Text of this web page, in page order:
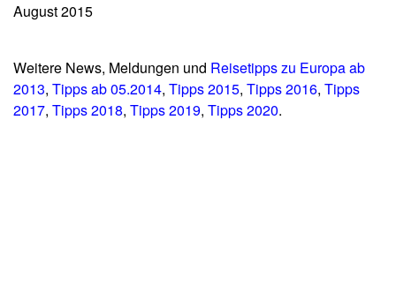
August 2015
Weitere News, Meldungen und Reisetipps zu Europa ab
2013, Tipps ab 05.2014, Tipps 2015, Tipps 2016, Tipps
2017, Tipps 2018, Tipps 2019, Tipps 2020.